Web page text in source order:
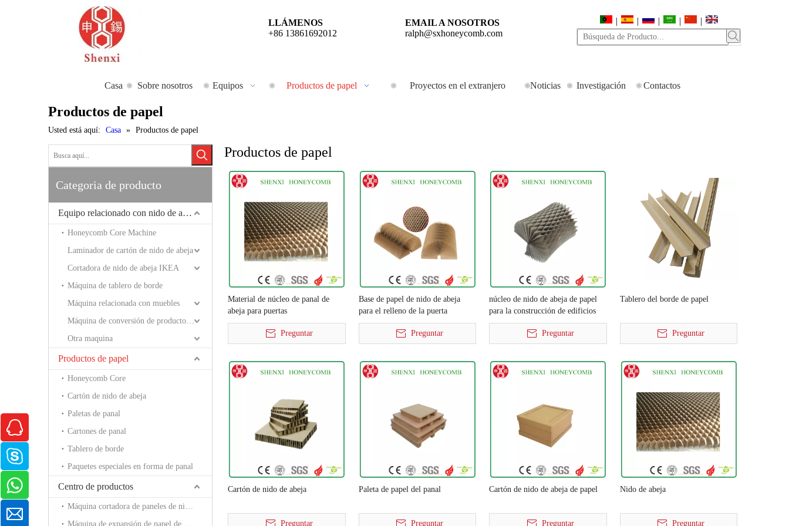
LLÁMENOS
+86 13861692012
EMAIL A NOSOTROS
ralph@sxhoneycomb.com
| | | | |
Casa Sobre nosotros Equipos Productos de papel Proyectos en el extranjero Noticias Investigación Contactos
Productos de papel
Usted está aquí: Casa » Productos de papel
Categoria de producto
Equipo relacionado con nido de abeja
Honeycomb Core Machine
Laminador de cartón de nido de abeja
Cortadora de nido de abeja IKEA
Máquina de tablero de borde
Máquina relacionada con muebles
Máquina de conversión de productos de papel.
Otra maquina
Productos de papel
Honeycomb Core
Cartón de nido de abeja
Paletas de panal
Cartones de panal
Tablero de borde
Paquetes especiales en forma de panal
Centro de productos
Máquina cortadora de paneles de nido de abeja
Máquina de expansión de papel de nido de abeja
Productos de papel
Material de núcleo de panal de
abeja para puertas
Preguntar
Base de papel de nido de abeja
para el relleno de la puerta
Preguntar
núcleo de nido de abeja de papel
para la construcción de edificios
Preguntar
Tablero del borde de papel
Preguntar
Cartón de nido de abeja
Preguntar
Paleta de papel del panal
Preguntar
Cartón de nido de abeja de papel
Preguntar
Nido de abeja
Preguntar